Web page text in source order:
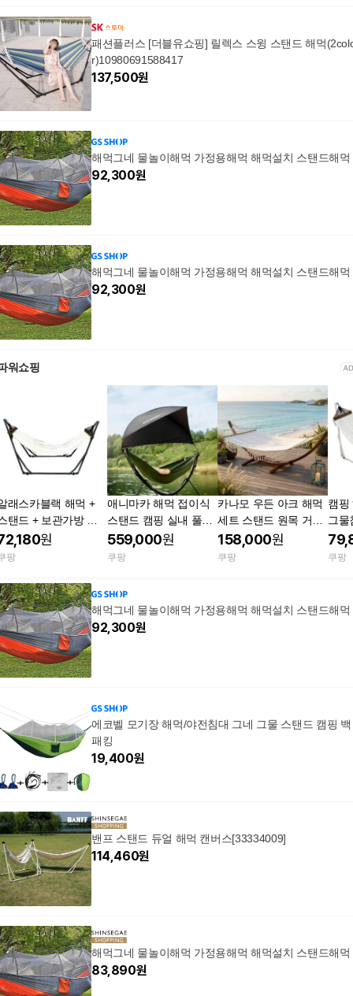
패션플러스 [더블유쇼핑] 릴렉스 스윙 스탠드 해먹
r)10980691588417
137,500원
해먹그네 물놀이해먹 가정용해먹 해먹설치 스탠드해먹
92,300원
해먹그네 물놀이해먹 가정용해먹 해먹설치 스탠드해먹
92,300원
워쇼핑
래스카블랙 해먹 +
탠드 + 보관가방 세
+ 크림화이
트 240 x 85 x 108 cm
원
팡
애니마카 해먹 접이식
스탠드 캠핑 실내 풀세
트 anymaka 선셋 옐로
우 풀 패키지
559,000원
쿠팡
카나모 우든 아크 해먹
세트 스탠드 원목 거치
대 야외 캠핑 카나모우
든아크해먹세트 화이
158,000원
쿠팡
캠핑
그물
거치
화이트 해먹스탠
쿠팡
해먹그네 물놀이해먹 가정용해먹 해먹설치 스탠드해먹
92,300원
에코벨 모기장 해먹/야전침대 그네 그물 스탠드 캠핑 백
패킹
19,400원
밴프 스탠드 듀얼 해먹 캔버스[33334009]
114,460원
해먹그네 물놀이해먹 가정용해먹 해먹설치 스탠드해먹
83,890원